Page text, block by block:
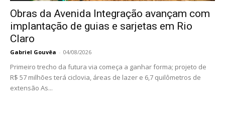
Obras da Avenida Integração avançam com
implantação de guias e sarjetas em Rio
Claro
Gabriel Gouvêa - 04/08/2026
Primeiro trecho da futura via começa a ganhar forma; projeto de
R$ 57 milhões terá ciclovia, áreas de lazer e 6,7 quilômetros de
extensão As...